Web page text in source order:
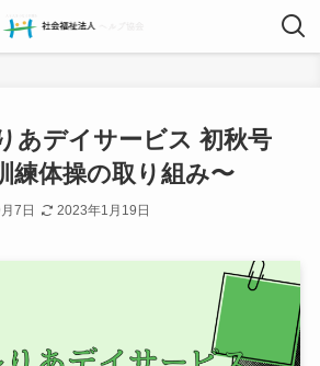
あデイサービス 初秋号
練体操の取り組み〜
7日 2023年1月19日